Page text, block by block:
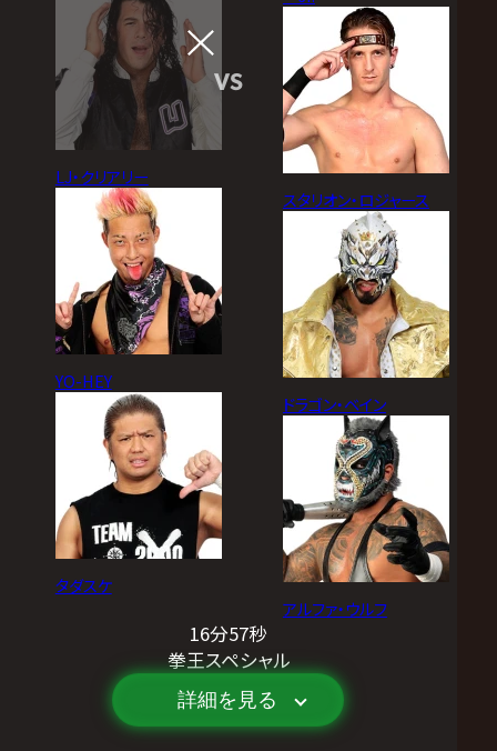
LJ・クリアリー
YO-HEY
タダスケ
VS
スタリオン・ロジャース
ドラゴン・ベイン
アルファ・ウルフ
16分57秒
拳王スペシャル
詳細を見る